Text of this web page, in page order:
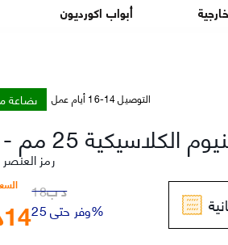
أبواب اكورديون
بضاعة التوصيل 14-16 أيام عمل
الكلاسيكية 25 مم -
رمز العنصر
14
د ب18
وفر حتى 25%